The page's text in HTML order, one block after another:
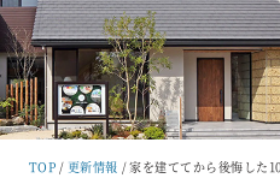
TOP 更新情報 家を建ててから後悔した